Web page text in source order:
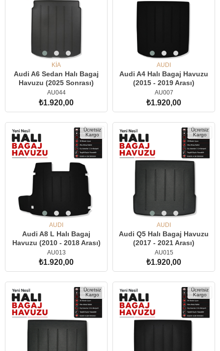
KİA
Audi A6 Sedan Halı Bagaj
Havuzu (2025 Sonrası)
AU044
₺1.920,00
AUDI
Audi A4 Halı Bagaj Havuzu
(2015 - 2019 Arası)
AU007
₺1.920,00
Ücretsiz
Kargo
AUDI
Audi A8 L Halı Bagaj
Havuzu (2010 - 2018 Arası)
AU013
₺1.920,00
SEPETE EKLE
Ücretsiz
Kargo
AUDI
Audi Q5 Halı Bagaj Havuzu
(2017 - 2021 Arası)
AU015
₺1.920,00
SEPETE EKLE
Ücretsiz
Kargo
Ücretsiz
Kargo